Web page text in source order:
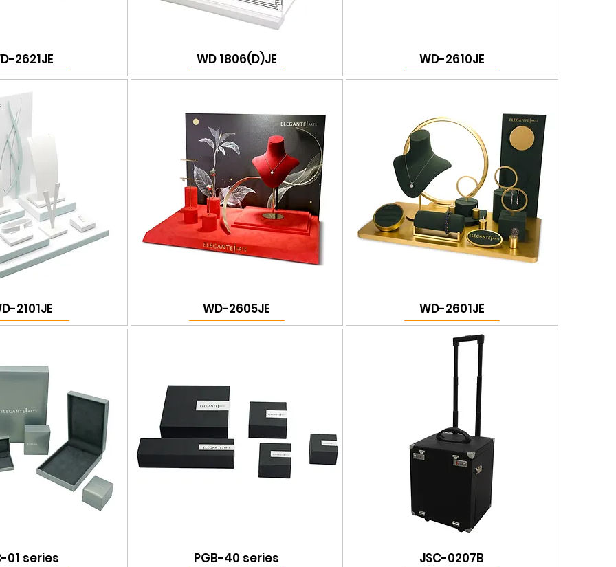
2621JE WD 1806(D)JE WD-2610JE
2101JE WD-2605JE WD-2601JE
01 series PGB-40 series JSC-0207B